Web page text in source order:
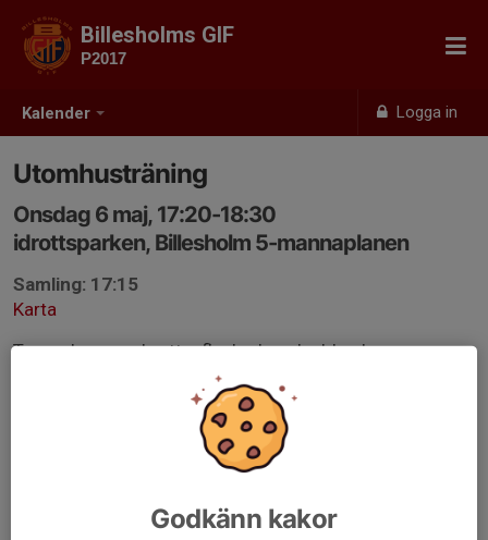
Kalender Logga in
Billesholms GIF
P2017
Utomhusträning
Onsdag 6 maj, 17:20-18:30
idrottsparken, Billesholm 5-mannaplanen
Samling: 17:15
Karta
Ta med namnad vattenflaska, benskydd och
VIKTIGT!! Svara på kallelserna! Även om barnet inte
Glömmer du svara så skicka SMS.
Godkänn kakor